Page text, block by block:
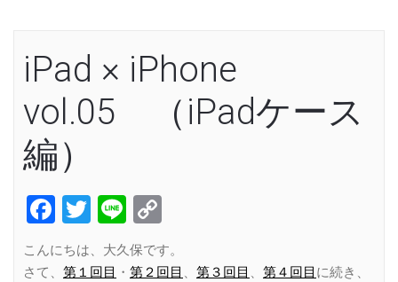
iPad × iPhone
vol.05 （iPadケース
編）
Facebook
Twitter
Line
Link
こんにちは、大久保です。
さて、 第１回目 ・ 第２回目 、 第３回目 、 第４回目 に続き、